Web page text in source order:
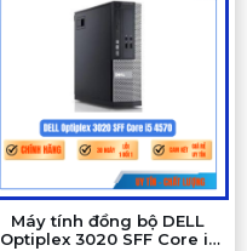
Máy tính đồng bộ DELL
Optiplex 3020 SFF Core i5